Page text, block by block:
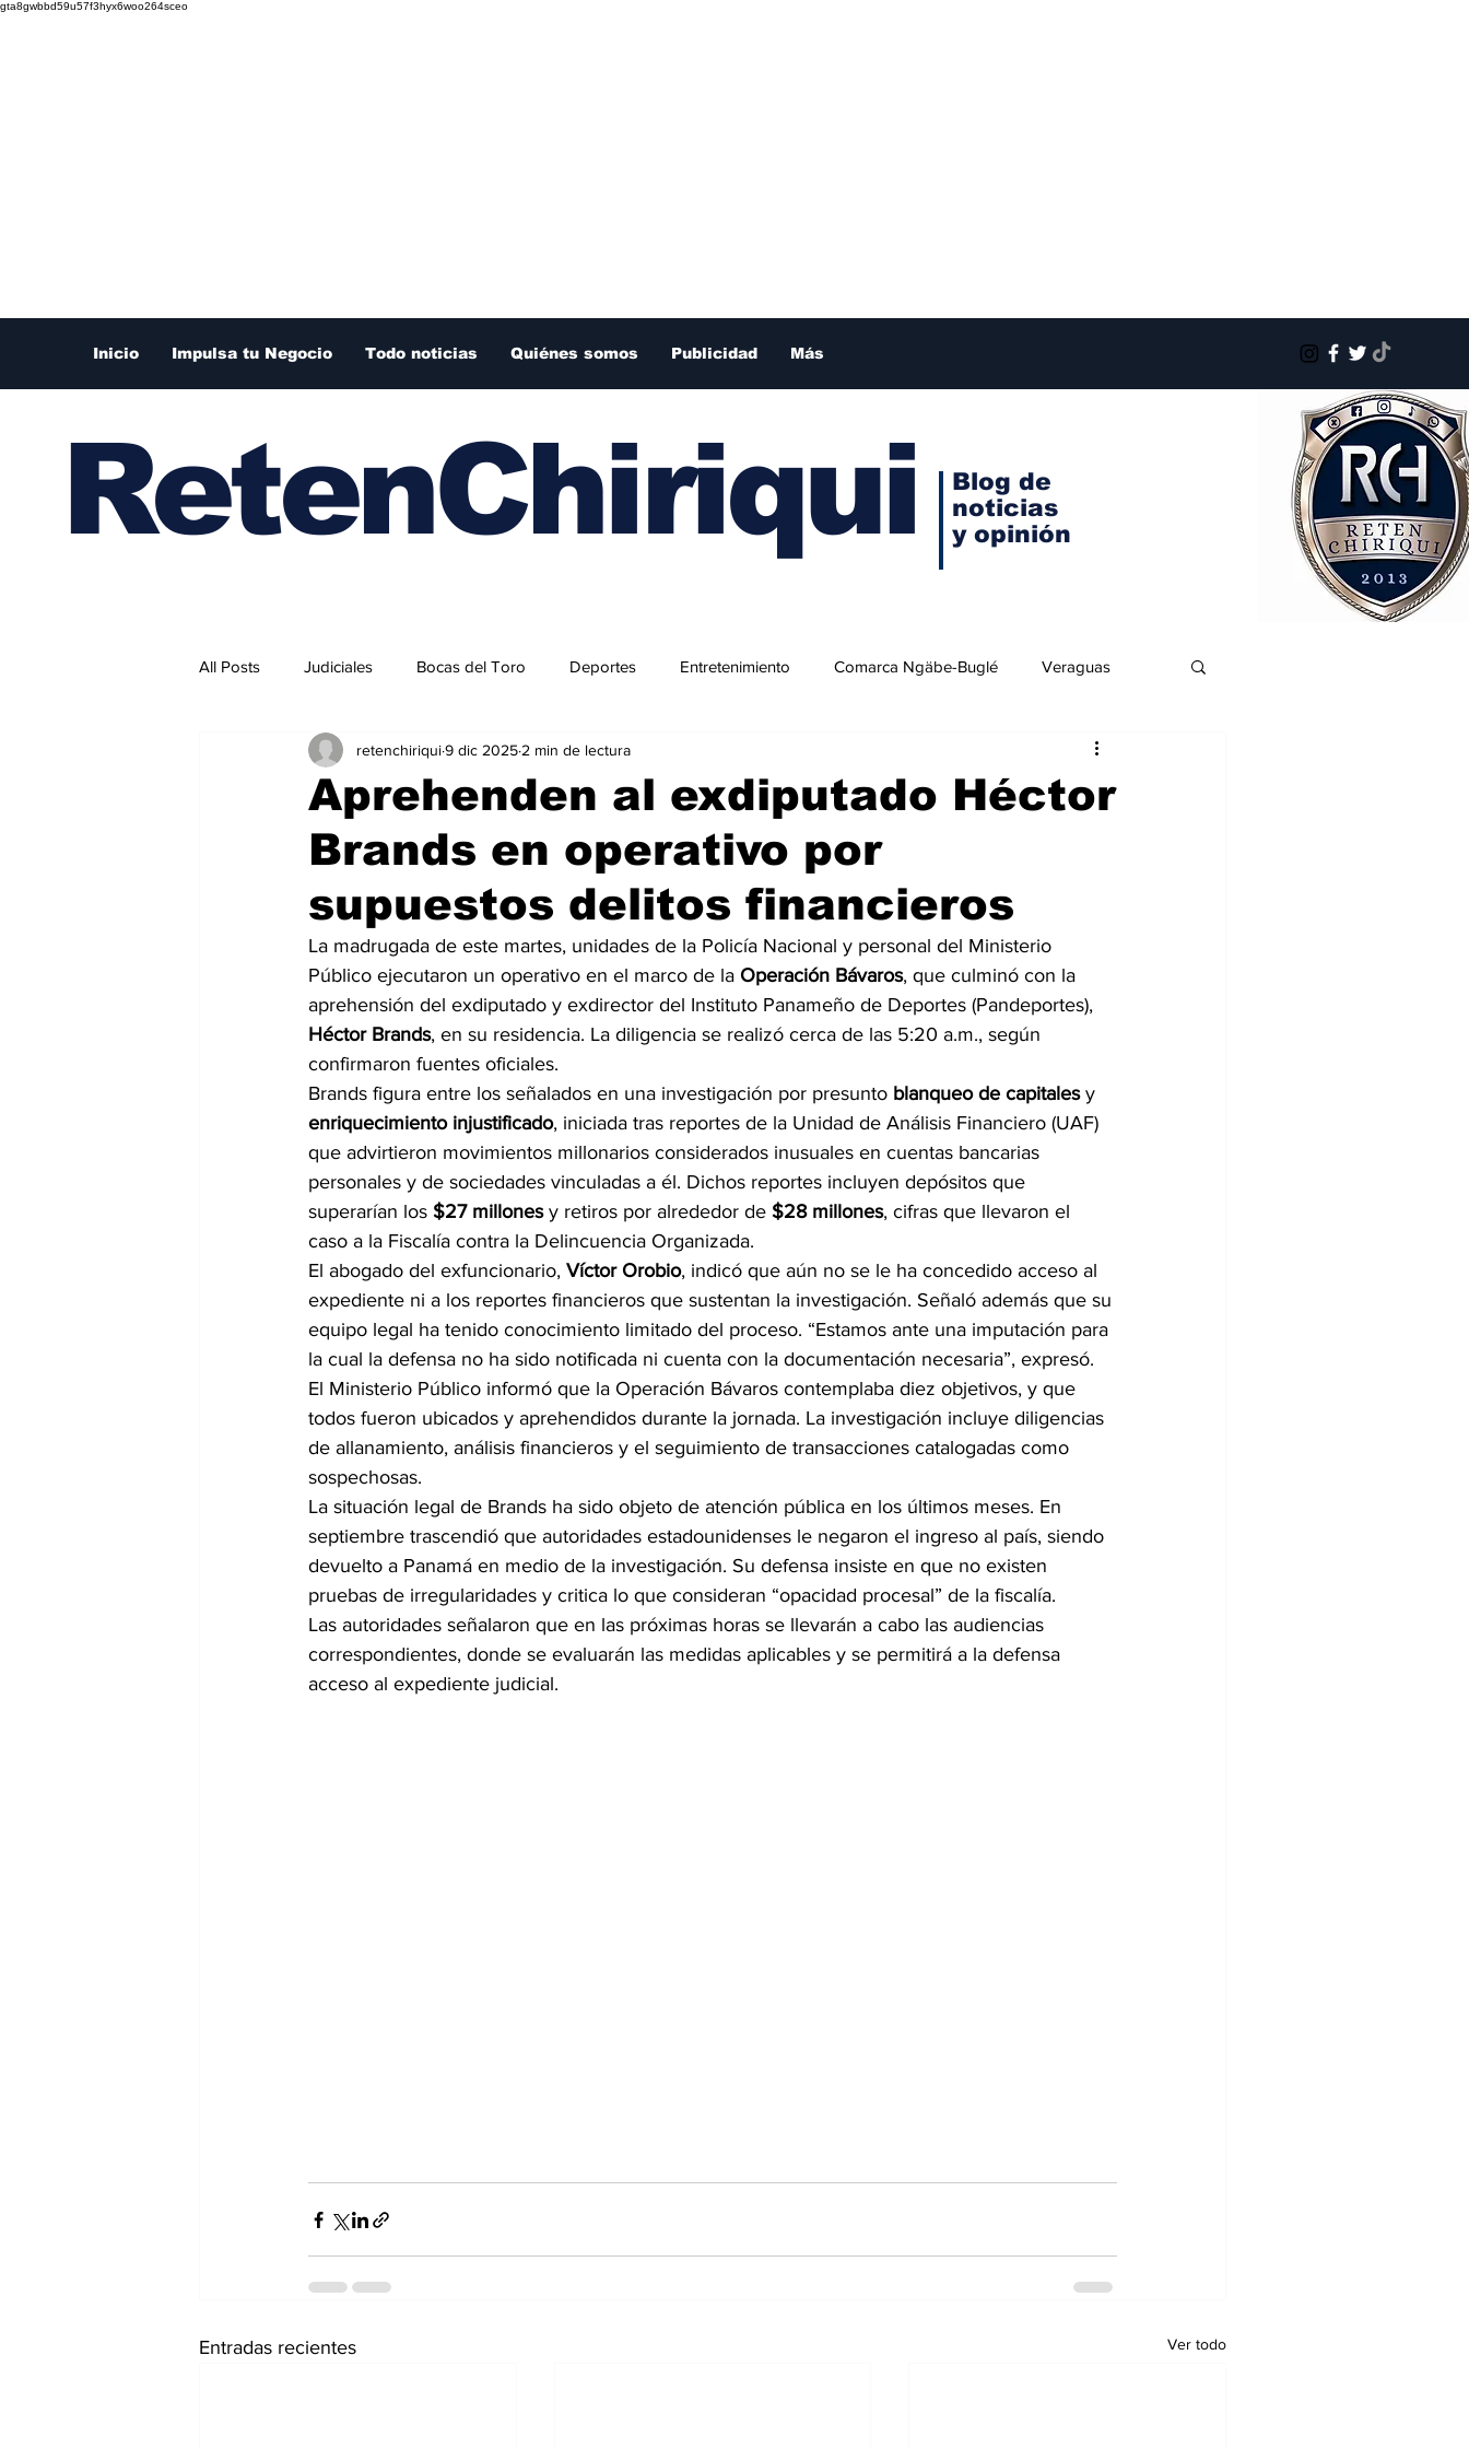
gta8gwbbd59u57f3hyx6woo264sceo
Inicio Impulsa tu Negocio Todo noticias Quiénes somos Publicidad Más
RetenChiriqui
Blog de
noticias
y opinión
All Posts Judiciales Bocas del Toro Deportes Entretenimiento Comarca Ngäbe-Buglé Veraguas
Internacionales
Aprehenden al exdiputado Héctor
Brands en operativo por
supuestos delitos financieros
retenchiriqui9 dic 2025 2 min de lectura
La madrugada de este martes, unidades de la Policía Nacional y personal del Ministerio
Público ejecutaron un operativo en el marco de la Operación Bávaros, que culminó con la
aprehensión del exdiputado y exdirector del Instituto Panameño de Deportes (Pandeportes),
Héctor Brands, en su residencia. La diligencia se realizó cerca de las 5:20 a.m., según
confirmaron fuentes oficiales.
Brands figura entre los señalados en una investigación por presunto blanqueo de capitales y
enriquecimiento injustificado, iniciada tras reportes de la Unidad de Análisis Financiero (UAF)
que advirtieron movimientos millonarios considerados inusuales en cuentas bancarias
personales y de sociedades vinculadas a él. Dichos reportes incluyen depósitos que
superarían los $27 millones y retiros por alrededor de $28 millones, cifras que llevaron el
caso a la Fiscalía contra la Delincuencia Organizada.
El abogado del exfuncionario, Víctor Orobio, indicó que aún no se le ha concedido acceso al
expediente ni a los reportes financieros que sustentan la investigación. Señaló además que su
equipo legal ha tenido conocimiento limitado del proceso. “Estamos ante una imputación para
la cual la defensa no ha sido notificada ni cuenta con la documentación necesaria”, expresó.
El Ministerio Público informó que la Operación Bávaros contemplaba diez objetivos, y que
todos fueron ubicados y aprehendidos durante la jornada. La investigación incluye diligencias
de allanamiento, análisis financieros y el seguimiento de transacciones catalogadas como
sospechosas.
La situación legal de Brands ha sido objeto de atención pública en los últimos meses. En
septiembre trascendió que autoridades estadounidenses le negaron el ingreso al país, siendo
devuelto a Panamá en medio de la investigación. Su defensa insiste en que no existen
pruebas de irregularidades y critica lo que consideran “opacidad procesal” de la fiscalía.
Las autoridades señalaron que en las próximas horas se llevarán a cabo las audiencias
correspondientes, donde se evaluarán las medidas aplicables y se permitirá a la defensa
acceso al expediente judicial.
Entradas recientes Ver todo